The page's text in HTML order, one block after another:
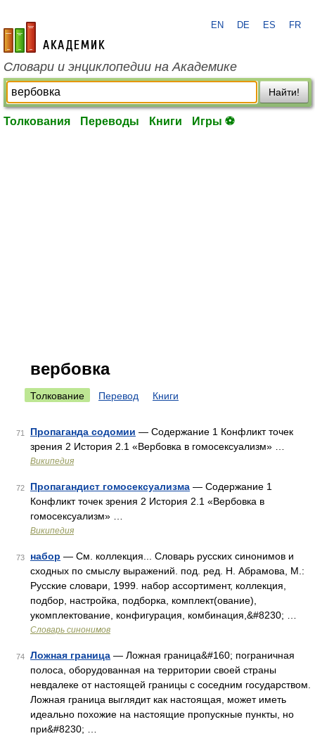
academic.ru
EN DE ES FR
Словари и энциклопедии на Академике
Найти!
Толкования Переводы Книги Игры ⚽
вербовка
Толкование Перевод Книги
71 Пропаганда содомии — Содержание 1 Конфликт точек
зрения 2 История 2.1 «Вербовка в гомосексуализм» …
Википедия
72 Пропагандист гомосексуализма — Содержание 1
Конфликт точек зрения 2 История 2.1 «Вербовка в
гомосексуализм» …
Википедия
73 набор — См. коллекция... Словарь русских синонимов и
сходных по смыслу выражений. под. ред. Н. Абрамова, М.:
Русские словари, 1999. набор ассортимент, коллекция,
подбор, настройка, подборка, комплект(ование),
укомплектование, конфигурация, комбинация,&#8230; …
Словарь синонимов
74 Ложная граница — Ложная граница&#160; пограничная
полоса, оборудованная на территории своей страны
невдалеке от настоящей границы с соседним государством.
Ложная граница выглядит как настоящая, может иметь
идеально похожие на настоящие пропускные пункты, но
при&#8230; …